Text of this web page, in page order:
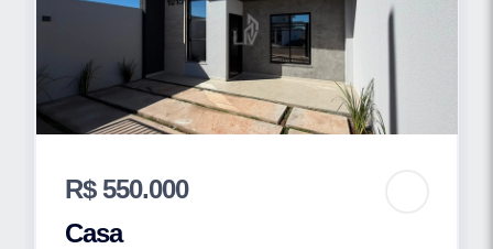
R$ 550.000
Casa